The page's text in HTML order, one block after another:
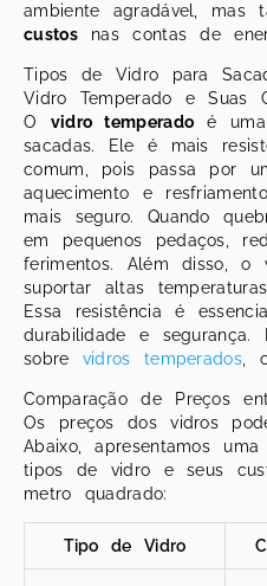
ambiente agradável, mas
custosnas contas de
Tipos de Vidro para
Vidro Temperado e Suas
O vidro temperado é uma
sacadas. Ele é mais
comum, pois passa por
aquecimento e
mais seguro. Quando
em pequenos pedaços,
ferimentos. Além disso, o
suportar altas
Essa resistência é
durabilidade e segurança.
sobre vidros temperados,
Comparação de Preços
Os preços dos vidros
Abaixo, apresentamos
tipos de vidro e seus
metro quadrado:
Tipo de Vidro